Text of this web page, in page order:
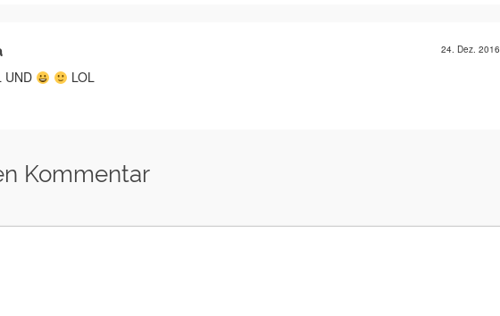
24. Dez. 2016
UND LOL
Kommentar